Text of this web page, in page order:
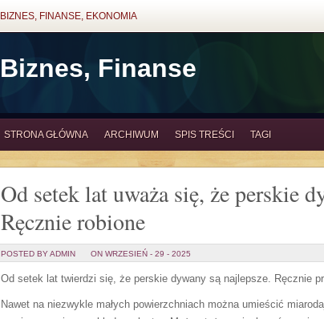
BIZNES, FINANSE, EKONOMIA
Biznes, Finanse
STRONA GŁÓWNA ARCHIWUM SPIS TREŚCI TAGI
Od setek lat uważa się, że perskie
Ręcznie robione
POSTED BY ADMIN ON WRZESIEŃ - 29 - 2025
Od setek lat twierdzi się, że perskie dywany są najlepsze. Ręcznie
Nawet na niezwykle małych powierzchniach można umieścić